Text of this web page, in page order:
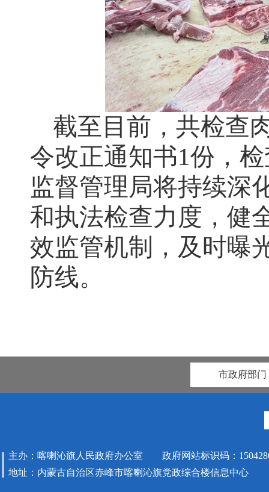
截至目前，共检查
令改正通知书1份，
监督管理局将持续深
和执法检查力度，健
效监管机制，及时曝
防线。
市政府部门
主办：喀喇沁旗人民政府办公室 政府网站标识码：
地址：内蒙古自治区赤峰市喀喇沁旗党政综合楼信息中心